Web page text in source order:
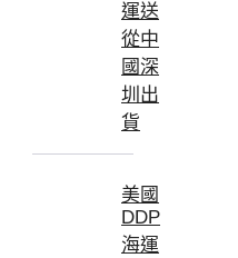
運送
從中
國深
圳出
貨
美國
DDP
海運